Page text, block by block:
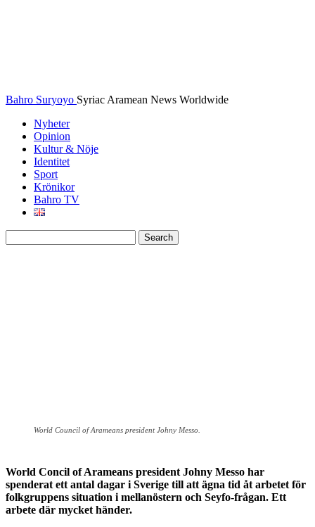
Bahro Suryoyo Syriac Aramean News Worldwide
Nyheter
Opinion
Kultur & Nöje
Identitet
Sport
Krönikor
Bahro TV
World Council of Arameans president Johny Messo.
World Concil of Arameans president Johny Messo har
spenderat ett antal dagar i Sverige till att ägna tid åt arbetet för
folkgruppens situation i mellanöstern och Seyfo-frågan. Ett
arbete där mycket händer.